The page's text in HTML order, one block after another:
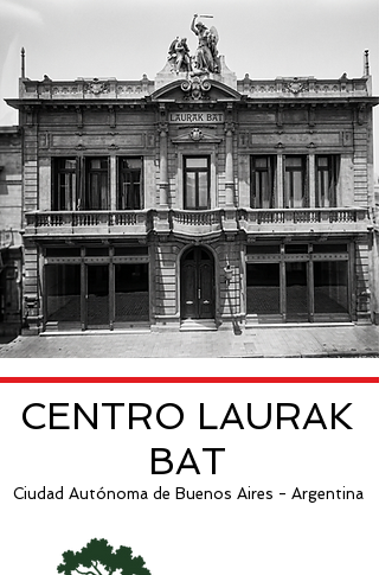
CENTRO LAURAK
BAT
Ciudad Autónoma de Buenos Aires - Argentina